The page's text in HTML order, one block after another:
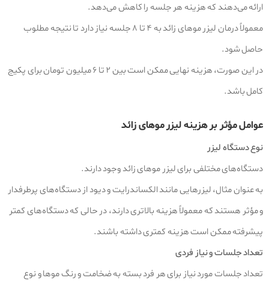
ارائه می‌دهند که هزینه هر جلسه را کاهش می‌دهد.
معمولاً درمان لیزر موهای زائد به ۴ تا ۸ جلسه نیاز دارد تا نتیجه مطلوب
حاصل شود.
در این صورت، هزینه نهایی ممکن است بین ۲ تا ۶ میلیون تومان برای پکیج
کامل باشد.
عوامل مؤثر بر هزینه لیزر موهای زائد
نوع دستگاه لیزر
دستگاه‌های مختلفی برای لیزر موهای زائد وجود دارند.
به عنوان مثال، لیزرهایی مانند الکساندرایت و دیود از دستگاه‌های پرطرفدار
و مؤثر هستند که معمولاً هزینه بالاتری دارند، در حالی که دستگاه‌های کمتر
پیشرفته ممکن است هزینه کمتری داشته باشند.
تعداد جلسات و نیاز فردی
تعداد جلسات مورد نیاز برای هر فرد بسته به ضخامت و رنگ موها و نوع